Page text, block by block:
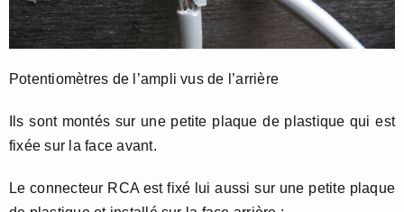
Potentiomètres de l’ampli vus de l’arrière
Ils sont montés sur une petite plaque de plastique qui est
fixée sur la face avant.
Le connecteur RCA est fixé lui aussi sur une petite plaque